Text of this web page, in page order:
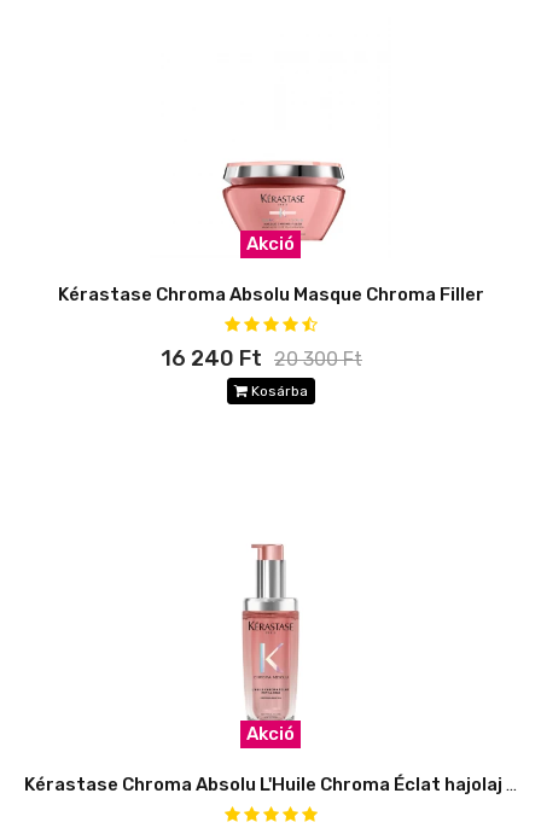
Akció
Kérastase Chroma Absolu Masque Chroma Filler
16 240 Ft 20 300 Ft
Kosárba
Akció
Kérastase Chroma Absolu L'Huile Chroma Éclat hajolaj utántöltő